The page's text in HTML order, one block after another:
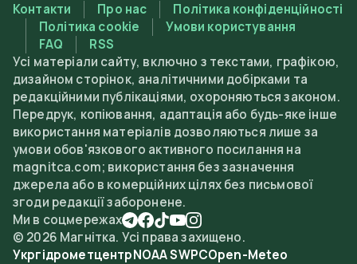
Контакти Про нас
Політика конфіденційності
Політика cookie
Умови користування
FAQ
RSS
Усі матеріали сайту, включно з текстами, графікою,
дизайном сторінок, аналітичними добірками та
редакційними публікаціями, охороняються законом.
Передрук, копіювання, адаптація або будь-яке інше
використання матеріалів дозволяються лише за
умови обов'язкового активного посилання на
magnitca.com; використання без зазначення
джерела або в комерційних цілях без письмової
згоди редакції заборонене.
Ми в соцмережах
© 2026 Магнітка. Усі права захищено.
УкргідрометцентрNOAA SWPCOpen-Meteo